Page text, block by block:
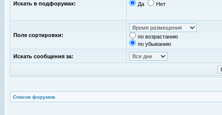
Искать в подфорумах: Да Нет
Поле сортировки:
по возрастанию
по убыванию
Искать сообщения за:
Список форумов